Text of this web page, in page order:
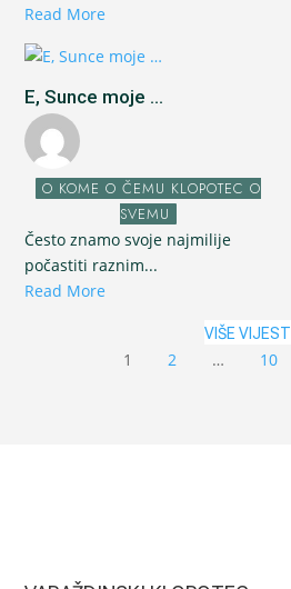
Read More
E, Sunce moje ...
O KOME O ČEMU KLOPOTEC O
SVEMU
Često znamo svoje najmilije
počastiti raznim...
Read More
VIŠE VIJESTI
1 2 … 10